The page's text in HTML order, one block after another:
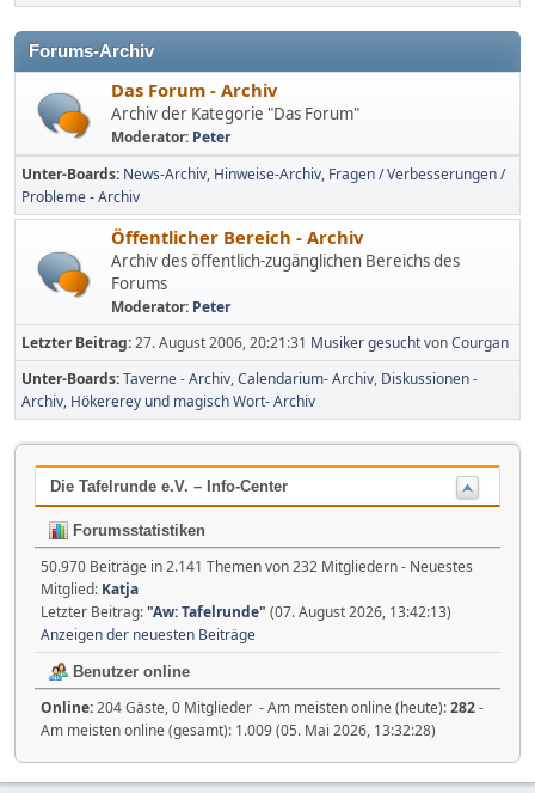
Forums-Archiv
Das Forum - Archiv
Archiv der Kategorie "Das Forum"
Moderator: Peter
Unter-Boards News-Archiv Hinweise-Archiv Fragen / Verbesserungen /
Probleme - Archiv
Öffentlicher Bereich - Archiv
Archiv des öffentlich-zugänglichen Bereichs des
Forums
Moderator: Peter
Letzter Beitrag:27. August 2006, 20:21:31 Musiker gesuchtvonCourgan
Unter-Boards Taverne - Archiv Calendarium- Archiv Diskussionen -
Archiv Hökererey und magisch Wort- Archiv
Die Tafelrunde e.V. – Info-Center
Forumsstatistiken
50.970 Beiträge in 2.141 Themen von 232 Mitgliedern - Neuestes
Mitglied: Katja
Letzter Beitrag:"Aw: Tafelrunde" (07. August 2026, 13:42:13)
Anzeigen der neuesten Beiträge
Benutzer online
Online:204 Gäste, 0 Mitglieder - Am meisten online (heute):282-
Am meisten online (gesamt): 1.009 (05. Mai 2026, 13:32:28)